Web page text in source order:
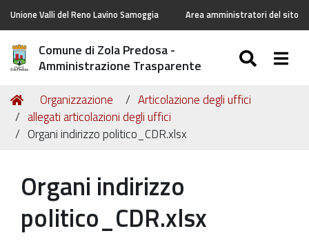
Unione Valli del Reno Lavino Samoggia Area amministratori del sito
Comune di Zola Predosa -
Amministrazione Trasparente
Tu
sei
qui:
Home
Organizzazione
Articolazione degli uffici
allegati articolazioni degli uffici
Organi indirizzo politico_CDR.xlsx
Organi indirizzo
politico_CDR.xlsx